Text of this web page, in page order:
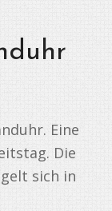
Eine
Die
sich in